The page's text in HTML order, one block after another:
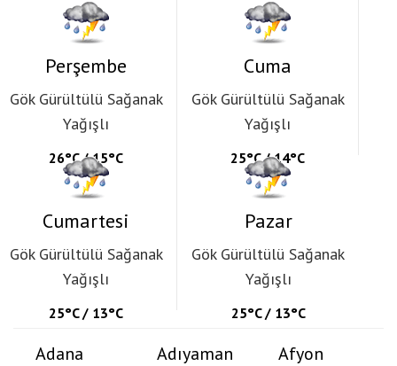
Arşivi
Günün
Foto
Galeri
Perşembe
Gök Gürültülü Sağanak
Yağışlı
26°C / 15°C
Cuma
Gök Gürültülü Sağanak
Yağışlı
25°C / 14°C
Cumartesi
Gök Gürültülü Sağanak
Yağışlı
25°C / 13°C
Pazar
Gök Gürültülü Sağanak
Yağışlı
25°C / 13°C
Adana Adıyaman
Afyon